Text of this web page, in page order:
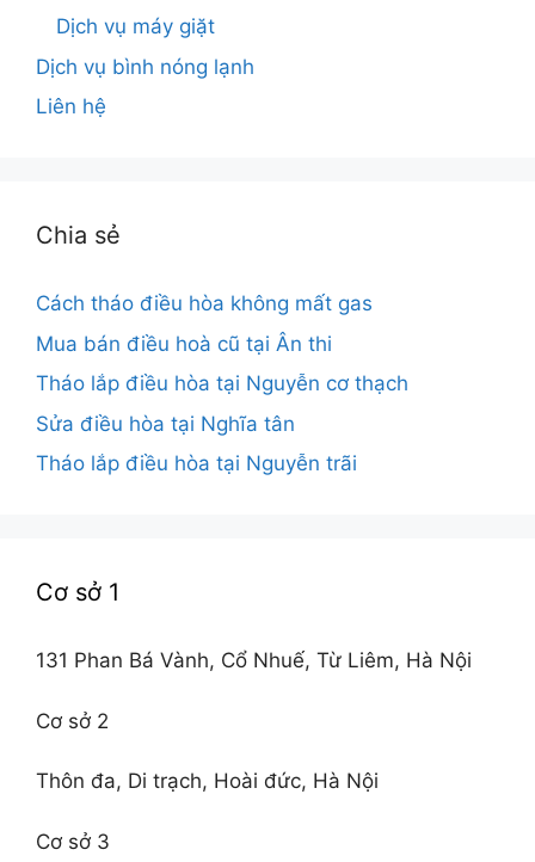
Dịch vụ máy giặt
Dịch vụ bình nóng lạnh
Liên hệ
Chia sẻ
Cách tháo điều hòa không mất gas
Mua bán điều hoà cũ tại Ân thi
Tháo lắp điều hòa tại Nguyễn cơ thạch
Sửa điều hòa tại Nghĩa tân
Tháo lắp điều hòa tại Nguyễn trãi
Cơ sở 1
131 Phan Bá Vành, Cổ Nhuế, Từ Liêm, Hà Nội
Cơ sở 2
Thôn đa, Di trạch, Hoài đức, Hà Nội
Cơ sở 3